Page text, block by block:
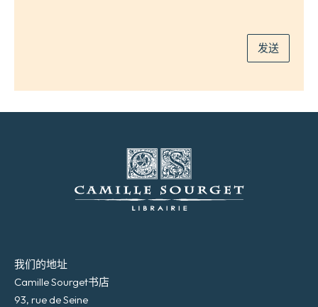
发送
我们的地址
Camille Sourget书店
93, rue de Seine